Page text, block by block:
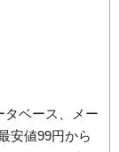
タベース、メー
安値99円から